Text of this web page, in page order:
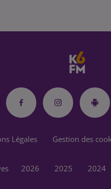
Légales Gestion des
2026 2025 2024